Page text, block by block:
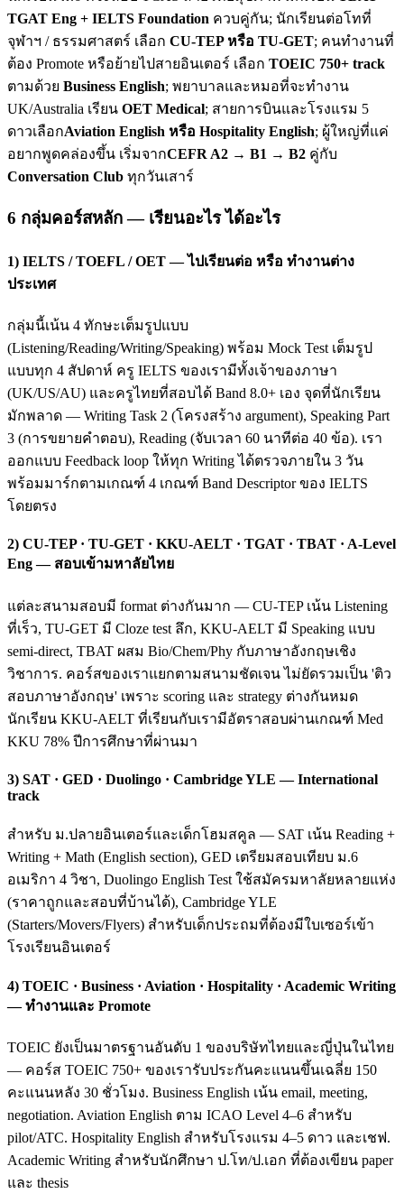
TGAT Eng + IELTS Foundation ควบคู่กัน; นักเรียนต่อโทที่
จุฬาฯ / ธรรมศาสตร์ เลือก CU-TEP หรือ TU-GET; คนทำงานที่
ต้อง Promote หรือย้ายไปสายอินเตอร์ เลือก TOEIC 750+ track
ตามด้วย Business English; พยาบาลและหมอที่จะทำงาน
UK/Australia เรียน OET Medical; สายการบินและโรงแรม 5
ดาวเลือกAviation English หรือ Hospitality English; ผู้ใหญ่ที่แค่
อยากพูดคล่องขึ้น เริ่มจากCEFR A2 → B1 → B2 คู่กับ
Conversation Club ทุกวันเสาร์
6 กลุ่มคอร์สหลัก — เรียนอะไร ได้อะไร
1) IELTS / TOEFL / OET — ไปเรียนต่อ หรือ ทำงานต่าง
ประเทศ
กลุ่มนี้เน้น 4 ทักษะเต็มรูปแบบ
(Listening/Reading/Writing/Speaking) พร้อม Mock Test เต็มรูป
แบบทุก 4 สัปดาห์ ครู IELTS ของเรามีทั้งเจ้าของภาษา
(UK/US/AU) และครูไทยที่สอบได้ Band 8.0+ เอง จุดที่นักเรียน
มักพลาด — Writing Task 2 (โครงสร้าง argument), Speaking Part
3 (การขยายคำตอบ), Reading (จับเวลา 60 นาทีต่อ 40 ข้อ). เรา
ออกแบบ Feedback loop ให้ทุก Writing ได้ตรวจภายใน 3 วัน
พร้อมมาร์กตามเกณฑ์ 4 เกณฑ์ Band Descriptor ของ IELTS
โดยตรง
2) CU-TEP · TU-GET · KKU-AELT · TGAT · TBAT · A-Level
Eng — สอบเข้ามหาลัยไทย
แต่ละสนามสอบมี format ต่างกันมาก — CU-TEP เน้น Listening
ที่เร็ว, TU-GET มี Cloze test ลึก, KKU-AELT มี Speaking แบบ
semi-direct, TBAT ผสม Bio/Chem/Phy กับภาษาอังกฤษเชิง
วิชาการ. คอร์สของเราแยกตามสนามชัดเจน ไม่ยัดรวมเป็น 'ติว
สอบภาษาอังกฤษ' เพราะ scoring และ strategy ต่างกันหมด
นักเรียน KKU-AELT ที่เรียนกับเรามีอัตราสอบผ่านเกณฑ์ Med
KKU 78% ปีการศึกษาที่ผ่านมา
3) SAT · GED · Duolingo · Cambridge YLE — International
track
สำหรับ ม.ปลายอินเตอร์และเด็กโฮมสคูล — SAT เน้น Reading +
Writing + Math (English section), GED เตรียมสอบเทียบ ม.6
อเมริกา 4 วิชา, Duolingo English Test ใช้สมัครมหาลัยหลายแห่ง
(ราคาถูกและสอบที่บ้านได้), Cambridge YLE
(Starters/Movers/Flyers) สำหรับเด็กประถมที่ต้องมีใบเซอร์เข้า
โรงเรียนอินเตอร์
4) TOEIC · Business · Aviation · Hospitality · Academic Writing
— ทำงานและ Promote
TOEIC ยังเป็นมาตรฐานอันดับ 1 ของบริษัทไทยและญี่ปุ่นในไทย
— คอร์ส TOEIC 750+ ของเรารับประกันคะแนนขึ้นเฉลี่ย 150
คะแนนหลัง 30 ชั่วโมง. Business English เน้น email, meeting,
negotiation. Aviation English ตาม ICAO Level 4–6 สำหรับ
pilot/ATC. Hospitality English สำหรับโรงแรม 4–5 ดาว และเชฟ.
Academic Writing สำหรับนักศึกษา ป.โท/ป.เอก ที่ต้องเขียน paper
และ thesis